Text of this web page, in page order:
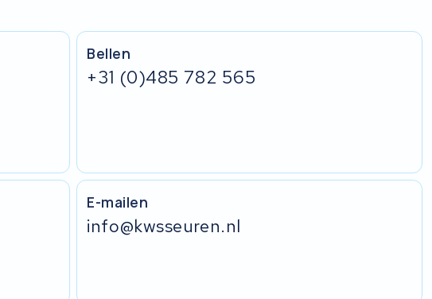
Bellen
+31 (0)485 782 565
E-mailen
info@kwsseuren.nl